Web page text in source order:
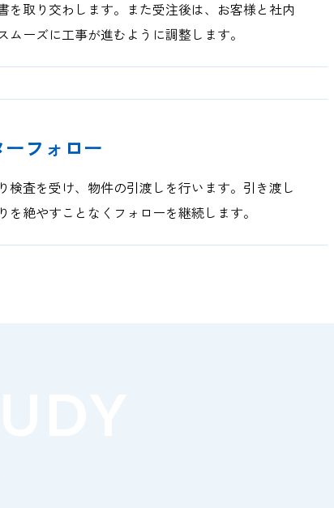
を取り交わします。また受注後は、お客様と社内
ムーズに工事が進むように調整します。
フォロー
検査を受け、物件の引渡しを行います。引き渡し
を絶やすことなくフォローを継続します。